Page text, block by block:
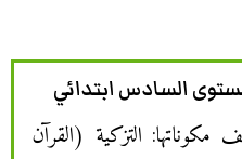
السادس ابتدائي
مكوناتها: التزكية (القرآن